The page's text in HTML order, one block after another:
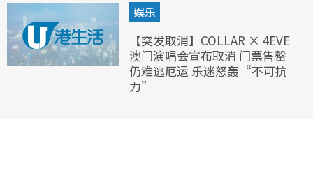
娱乐
【突发取消】COLLAR × 4EVE
澳门演唱会宣布取消 门票售罄
仍难逃厄运 乐迷怒轰“不可抗
力”